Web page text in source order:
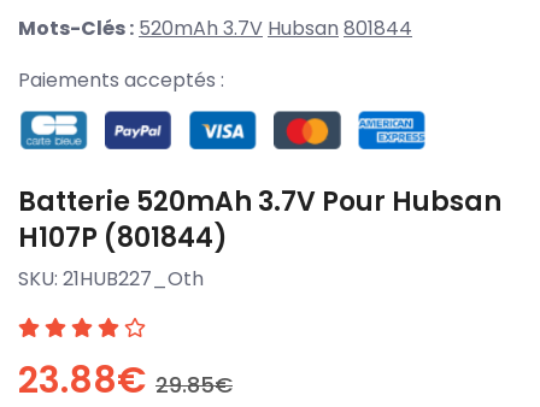
Mots-Clés : 520mAh 3.7V Hubsan 801844
Paiements acceptés :
Batterie 520mAh 3.7V Pour Hubsan
H107P (801844)
SKU: 21HUB227_Oth
23.88€ 29.85€